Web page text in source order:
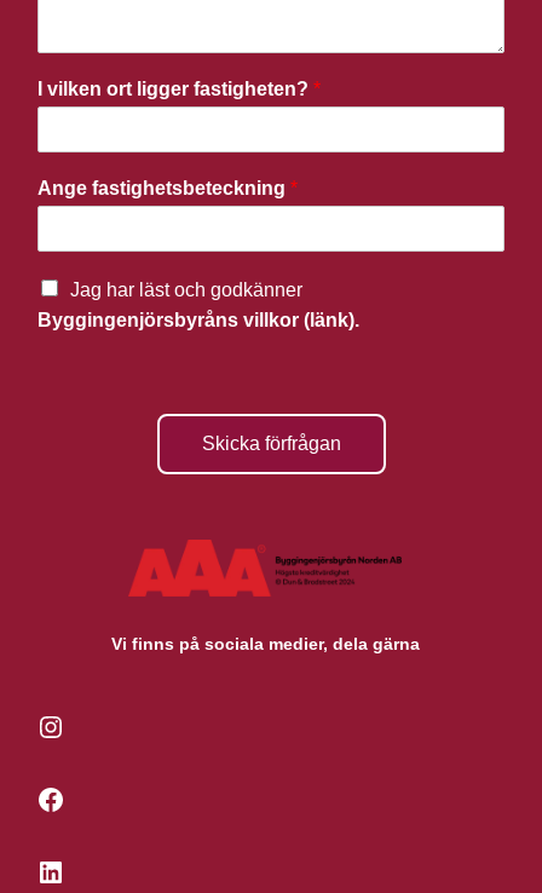
I vilken ort ligger fastigheten? *
Ange fastighetsbeteckning *
Jag har läst och godkänner
Byggingenjörsbyråns villkor (länk).
Skicka förfrågan
Vi finns på sociala medier, dela gärna
Instagram
Facebook
LinkedIn